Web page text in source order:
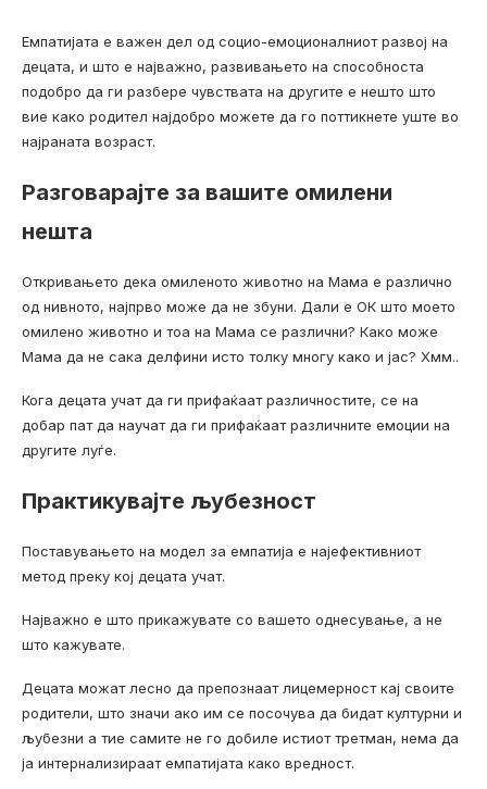
Емпатијата е важен дел од социо-емоционалниот развој на
децата, и што е најважно, развивањето на способноста
подобро да ги разбере чувствата на другите е нешто што
вие како родител најдобро можете да го поттикнете уште во
најраната возраст.
Разговарајте за вашите омилени
нешта
Откривањето дека омиленото животно на Мама е различно
од нивното, најпрво може да не збуни. Дали е ОК што моето
омилено животно и тоа на Мама се различни? Како може
Мама да не сака делфини исто толку многу како и јас? Хмм..
Кога децата учат да ги прифаќаат различностите, се на
добар пат да научат да ги прифаќаат различните емоции на
другите луѓе.
Практикувајте љубезност
Поставувањето на модел за емпатија е најефективниот
метод преку кој децата учат.
Најважно е што прикажувате со вашето однесување, а не
што кажувате.
Децата можат лесно да препознаат лицемерност кај своите
родители, што значи ако им се посочува да бидат културни и
љубезни а тие самите не го добиле истиот третман, нема да
ја интернализираат емпатијата како вредност.